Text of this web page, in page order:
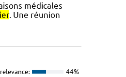
médicales
. Une réunion
relevance: 44%